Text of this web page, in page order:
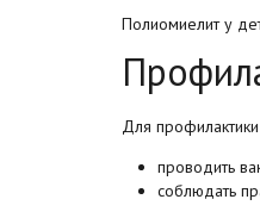
Полиомиелит у
Для
проводить
соблюдать